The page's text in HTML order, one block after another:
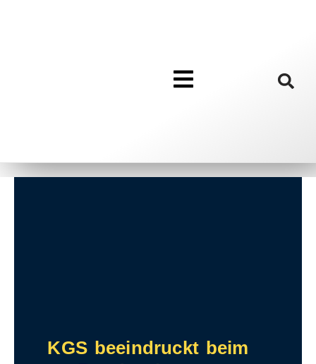
KGS beeindruckt beim